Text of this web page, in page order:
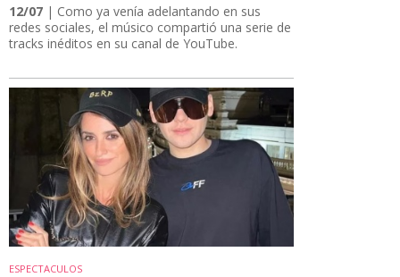
12/07 | Como ya venía adelantando en sus
redes sociales, el músico compartió una serie de
tracks inéditos en su canal de YouTube.
ESPECTACULOS